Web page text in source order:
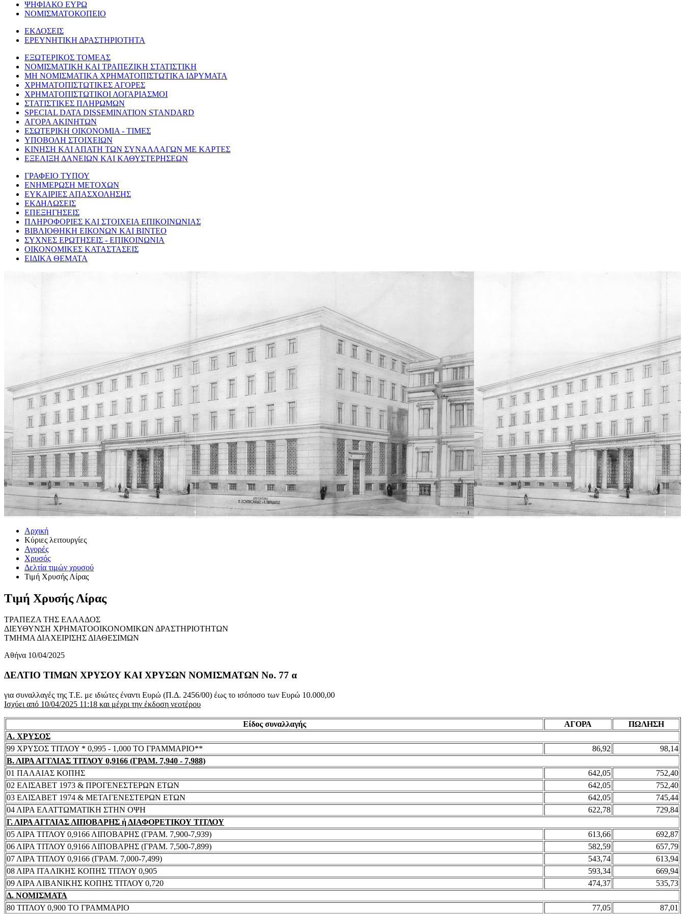
ΨΗΦΙΑΚΟ ΕΥΡΩ
ΝΟΜΙΣΜΑΤΟΚΟΠΕΙΟ
ΕΚΔΟΣΕΙΣ
ΕΡΕΥΝΗΤΙΚΗ ΔΡΑΣΤΗΡΙΟΤΗΤΑ
ΕΞΩΤΕΡΙΚΟΣ ΤΟΜΕΑΣ
ΝΟΜΙΣΜΑΤΙΚΗ ΚΑΙ ΤΡΑΠΕΖΙΚΗ ΣΤΑΤΙΣΤΙΚΗ
ΜΗ ΝΟΜΙΣΜΑΤΙΚΑ ΧΡΗΜΑΤΟΠΙΣΤΩΤΙΚΑ ΙΔΡΥΜΑΤΑ
ΧΡΗΜΑΤΟΠΙΣΤΩΤΙΚΕΣ ΑΓΟΡΕΣ
ΧΡΗΜΑΤΟΠΙΣΤΩΤΙΚΟΙ ΛΟΓΑΡΙΑΣΜΟΙ
ΣΤΑΤΙΣΤΙΚΕΣ ΠΛΗΡΩΜΩΝ
SPECIAL DATA DISSEMINATION STANDARD
ΑΓΟΡΑ ΑΚΙΝΗΤΩΝ
ΕΣΩΤΕΡΙΚΗ ΟΙΚΟΝΟΜΙΑ - ΤΙΜΕΣ
ΥΠΟΒΟΛΗ ΣΤΟΙΧΕΙΩΝ
ΚΙΝΗΣΗ ΚΑΙ ΑΠΑΤΗ ΤΩΝ ΣΥΝΑΛΛΑΓΩΝ ΜΕ ΚΑΡΤΕΣ
ΕΞΕΛΙΞΗ ΔΑΝΕΙΩΝ ΚΑΙ ΚΑΘΥΣΤΕΡΗΣΕΩΝ
ΓΡΑΦΕΙΟ ΤΥΠΟΥ
ΕΝΗΜΕΡΩΣΗ ΜΕΤΟΧΩΝ
ΕΥΚΑΙΡΙΕΣ ΑΠΑΣΧΟΛΗΣΗΣ
ΕΚΔΗΛΩΣΕΙΣ
ΕΠΕΞΗΓΗΣΕΙΣ
ΠΛΗΡΟΦΟΡΙΕΣ ΚΑΙ ΣΤΟΙΧΕΙΑ ΕΠΙΚΟΙΝΩΝΙΑΣ
ΒΙΒΛΙΟΘΗΚΗ ΕΙΚΟΝΩΝ ΚΑΙ ΒΙΝΤΕΟ
ΣΥΧΝΕΣ ΕΡΩΤΗΣΕΙΣ - ΕΠΙΚΟΙΝΩΝΙΑ
ΟΙΚΟΝΟΜΙΚΕΣ ΚΑΤΑΣΤΑΣΕΙΣ
ΕΙΔΙΚΑ ΘΕΜΑΤΑ
Αρχική
Κύριες λειτουργίες
Αγορές
Χρυσός
Δελτία τιμών χρυσού
Τιμή Χρυσής Λίρας
Τιμή Χρυσής Λίρας
ΤΡΑΠΕΖΑ ΤΗΣ ΕΛΛΑΔΟΣ
ΔΙΕΥΘΥΝΣΗ ΧΡΗΜΑΤΟΟΙΚΟΝΟΜΙΚΩΝ ΔΡΑΣΤΗΡΙΟΤΗΤΩΝ
ΤΜΗΜΑ ΔΙΑΧΕΙΡΙΣΗΣ ΔΙΑΘΕΣΙΜΩΝ
Αθήνα 10/04/2025
ΔΕΛΤΙΟ ΤΙΜΩΝ ΧΡΥΣΟΥ ΚΑΙ ΧΡΥΣΩΝ ΝΟΜΙΣΜΑΤΩΝ No. 77 α
για συναλλαγές της Τ.Ε. με ιδιώτες έναντι Ευρώ (Π.Δ. 2456/00) έως το ισόποσο των Ευρώ 10.000,00
Ισχύει από 10/04/2025 11:18 και μέχρι την έκδοση νεοτέρου
Είδος συναλλαγής ΑΓΟΡΑ
ΠΩΛΗΣΗ
Α. ΧΡΥΣΟΣ
99 ΧΡΥΣΟΣ ΤΙΤΛΟΥ * 0,995 - 1,000 ΤΟ ΓΡΑΜΜΑΡΙΟ**
86,92
98,14
Β. ΛΙΡΑ ΑΓΓΛΙΑΣ ΤΙΤΛΟΥ 0,9166 (ΓΡΑΜ. 7,940 - 7,988)
01 ΠΑΛΑΙΑΣ ΚΟΠΗΣ
642,05
752,40
02 ΕΛΙΣΑΒΕΤ 1973 & ΠΡΟΓΕΝΕΣΤΕΡΩΝ ΕΤΩΝ
642,05
752,40
03 ΕΛΙΣΑΒΕΤ 1974 & ΜΕΤΑΓΕΝΕΣΤΕΡΩΝ ΕΤΩΝ
642,05
745,44
04 ΛΙΡΑ ΕΛΑΤΤΩΜΑΤΙΚΗ ΣΤΗΝ ΟΨΗ
622,78
729,84
Γ. ΛΙΡΑ ΑΓΓΛΙΑΣ ΛΙΠΟΒΑΡΗΣ ή ΔΙΑΦΟΡΕΤΙΚΟΥ ΤΙΤΛΟΥ
05 ΛΙΡΑ ΤΙΤΛΟΥ 0,9166 ΛΙΠΟΒΑΡΗΣ (ΓΡΑΜ. 7,900-7,939)
613,66
692,87
06 ΛΙΡΑ ΤΙΤΛΟΥ 0,9166 ΛΙΠΟΒΑΡΗΣ (ΓΡΑΜ. 7,500-7,899)
582,59
657,79
07 ΛΙΡΑ ΤΙΤΛΟΥ 0,9166 (ΓΡΑΜ. 7,000-7,499)
543,74
613,94
08 ΛΙΡΑ ΙΤΑΛΙΚΗΣ ΚΟΠΗΣ ΤΙΤΛΟΥ 0,905
593,34
669,94
09 ΛΙΡΑ ΛΙΒΑΝΙΚΗΣ ΚΟΠΗΣ ΤΙΤΛΟΥ 0,720
474,37
535,73
Δ. ΝΟΜΙΣΜΑΤΑ
80 ΤΙΤΛΟΥ 0,900 ΤΟ ΓΡΑΜΜΑΡΙΟ
77,05 87,01